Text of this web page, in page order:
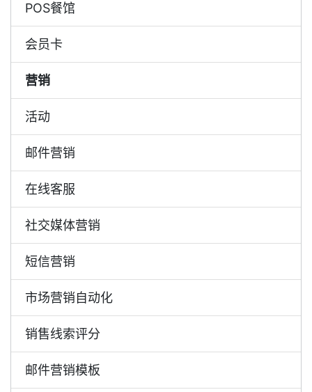
POS餐馆
会员卡
营销
活动
邮件营销
在线客服
社交媒体营销
短信营销
市场营销自动化
销售线索评分
邮件营销模板